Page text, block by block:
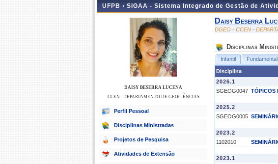
UFPB › SIGAA - Sistema Integrado de Gestão de
DAISY BESERRA LUCENA
CCEN - DEPARTAMENTO DE GEOCIÊNCIAS
Perfil Pessoal
Disciplinas Ministradas
Projetos de Pesquisa
Atividades de Extensão
Daisy Beserra
DGEO - CCEN -
Disciplinas
Infantil Fundamental
Disciplina
2026.1
SGEOG0047 TÓPICOS
2025.2
SGEOG0005
2023.2
1102010
2023.1